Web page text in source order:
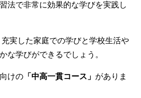
法で非常に効果的な学びを実践し
実した家庭での学びと学校生活や
な学びができるでしょう。
けの 「中高一貫コース」 がありま